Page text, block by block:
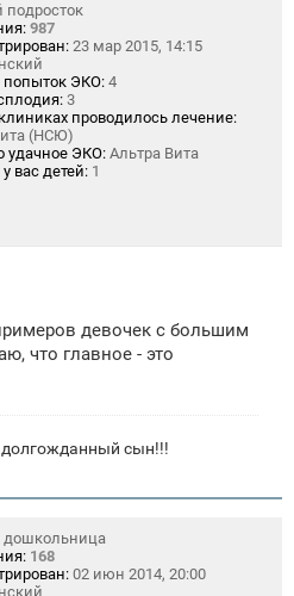
подросток
987
23 мар 2015, 14:15
попыток ЭКО: 4
3
проводилось лечение:
(НСЮ)
удачное ЭКО: Альтра Вита
вас детей: 1
девочек с большим
что главное - это
сын!!!
дошкольница
168
02 июн 2014, 20:00